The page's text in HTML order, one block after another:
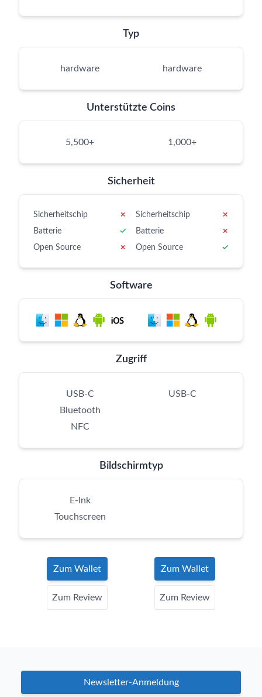
Typ
hardware hardware
Unterstützte Coins
5,500+ 1,000+
Sicherheit
Sicherheitschip
✗
Batterie
✓
Open Source
✗
Sicherheitschip
✗
Batterie
✗
Open Source
✓
Software
Zugriff
USB-C
Bluetooth
NFC
USB-C
Bildschirmtyp
E-Ink
Touchscreen
Zum Wallet
Zum Review
Zum Wallet
Zum Review
Newsletter-Anmeldung